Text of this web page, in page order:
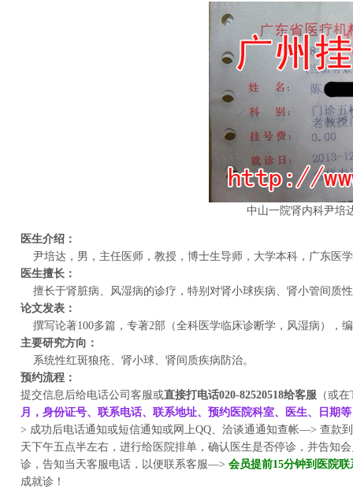
中山一院肾内科尹培
医生介绍：
尹培达，男，主任医师，教授，博士生导师，大学本科，广东医
医生擅长：
擅长于肾脏病、风湿病的诊疗，特别对肾小球疾病、肾小管间质
论文发表：
撰写论著100多篇，专著2部（全科医学临床诊断学，风湿病），
主要研究方向：
系统性红斑狼疮、肾小球、肾间质疾病防治。
预约流程：
提交信息后给电话公司客服或直接打电话020-82520518给客服 （或在
月，身份证号、联系电话、联系地址、预约医院科室、医生、日期等
> 成功后电话通知或短信通知或网上QQ、洽谈通通知查帐—> 查款
天下午五点半左右，进行给医院排单，确认医生是否停诊，并告知
诊，告知当天客服电话，以便联系客服—> 会员提前15分钟到医院
成就诊！